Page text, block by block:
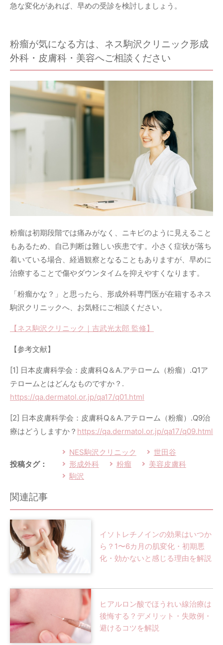
急な変化があれば、早めの受診を検討しましょう。
粉瘤が気になる方は、ネス駒沢クリニック形成
外科・皮膚科・美容へご相談ください
粉瘤は初期段階では痛みがなく、ニキビのように見えること
もあるため、自己判断は難しい疾患です。小さく症状が落ち
着いている場合、経過観察となることもありますが、早めに
治療することで傷やダウンタイムを抑えやすくなります。
「粉瘤かな？」と思ったら、形成外科専門医が在籍するネス
駒沢クリニックへ、お気軽にご相談ください。
【ネス駒沢クリニック｜吉武光太郎 監修】
【参考文献】
[1] 日本皮膚科学会：皮膚科Q＆A.アテローム（粉瘤）.Q1ア
テロームとはどんなものですか？.
https://qa.dermatol.or.jp/qa17/q01.html
[2] 日本皮膚科学会：皮膚科Q＆A.アテローム（粉瘤）.Q9治
療はどうしますか？ https://qa.dermatol.or.jp/qa17/q09.html
投稿タグ：
NES駒沢クリニック
世田谷
形成外科
粉瘤
美容皮膚科
駒沢
関連記事
イソトレチノインの効果はいつか
ら？1〜6カ月の肌変化・初期悪
化・効かないと感じる理由を解説
ヒアルロン酸でほうれい線治療は
後悔する？デメリット・失敗例・
避けるコツを解説